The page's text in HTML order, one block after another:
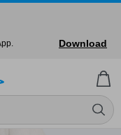
Download